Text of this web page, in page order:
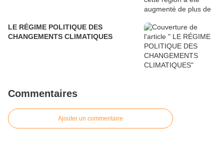
LE RÉGIME POLITIQUE DES
CHANGEMENTS CLIMATIQUES
Commentaires
Ajouter un commentaire